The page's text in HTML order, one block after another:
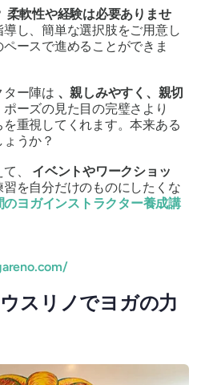
柔軟性や経験は必要ありませ
し、簡単な選択肢をご用意し
ースで進めることができま
ー陣は 、親しみやすく、親切
ポーズの見た目の完璧さより
重視してくれます。本来ある
うか？
、 イベントやワークショッ
を自分だけのものにしたくな
ヨガインストラクター養成講
スリノでヨガの力